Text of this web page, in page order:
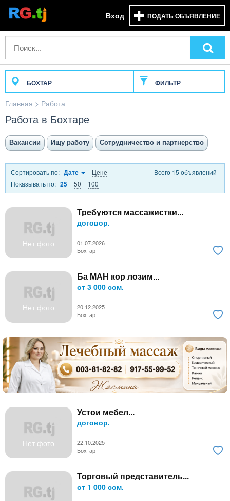
Вход ПОДАТЬ ОБЪЯВЛЕНИЕ
БОХТАР ФИЛЬТР
Главная > Работа
Работа в Бохтаре
Вакансии Ищу работу Сотрудничество и партнерство
Сортировать по: Дате
Цене
Показывать по: 25 50 100
Всего 15 объявлений
Нет фото
Требуются массажистки...
договор.
01.07.2026
Бохтар
Нет фото
Ба МАН кор лозим...
от 3 000 сом.
20.12.2025
Бохтар
Нет фото
Устои мебел...
договор.
22.10.2025
Бохтар
Торговый представитель...
от 1 000 сом.